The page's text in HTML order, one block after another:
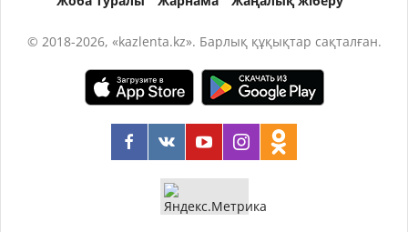
© 2018-2026, «kazlenta.kz». Барлық құқықтар сақталған.